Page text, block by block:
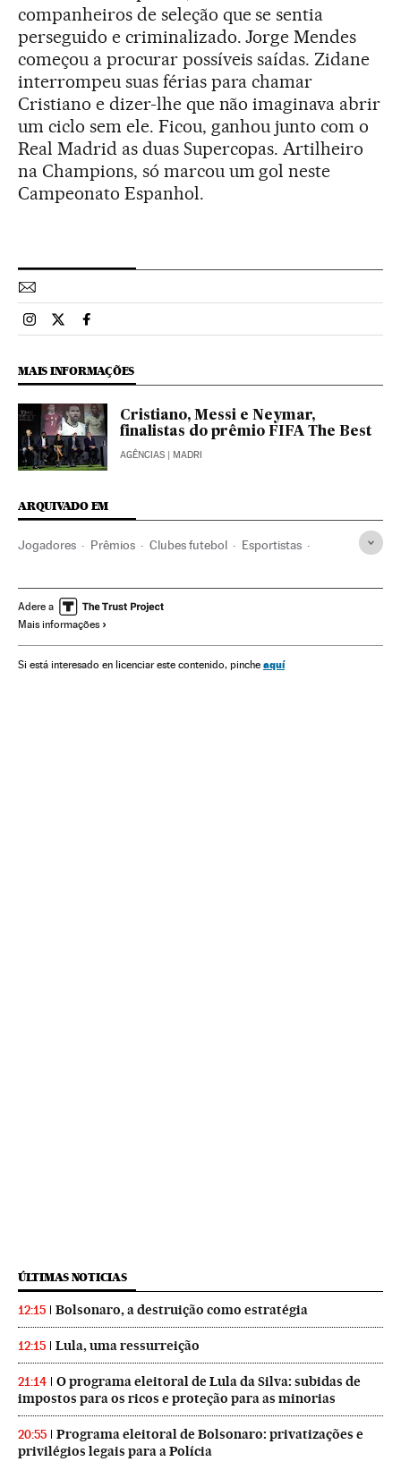
companheiros de seleção que se sentia
perseguido e criminalizado. Jorge Mendes
começou a procurar possíveis saídas. Zidane
interrompeu suas férias para chamar
Cristiano e dizer-lhe que não imaginava abrir
um ciclo sem ele. Ficou, ganhou junto com o
Real Madrid as duas Supercopas. Artilheiro
na Champions, só marcou um gol neste
Campeonato Espanhol.
Esportes El País Brasil en Instagram
Esportes El País Brasil en Twitter
Esportes El País Brasil en Facebook
MAIS INFORMAÇÕES
Cristiano, Messi e Neymar,
finalistas do prêmio FIFA The Best
AGÊNCIAS | MADRI
ARQUIVADO EM
Jogadores Prêmios Clubes futebol Esportistas
Esportes Eventos Sociedade
FIFA World Player
Neymar Jogador futebol FIFA Prêmios esportivos
Adere a
Mais informações
Si está interesado en licenciar este contenido, pinche aquí
ÚLTIMAS NOTICIAS
12:15 Bolsonaro, a destruição como estratégia
12:15 Lula, uma ressurreição
21:14
O programa eleitoral de Lula da Silva: subidas de
impostos para os ricos e proteção para as minorias
20:55
Programa eleitoral de Bolsonaro: privatizações e
privilégios legais para a Polícia